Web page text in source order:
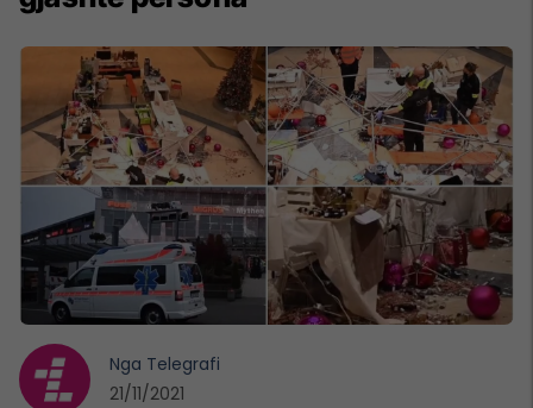
Nga Telegrafi
21/11/2021